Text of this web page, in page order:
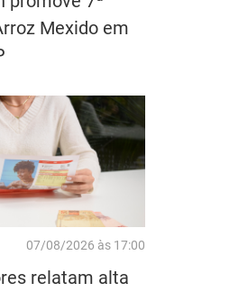
Mexido em
07/08/2026 às 17:00
relatam alta